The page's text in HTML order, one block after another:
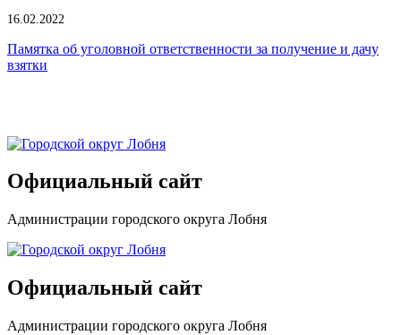
16.02.2022
Памятка об уголовной ответственности за получение и дачу
взятки
Официальный сайт
Администрации городского округа Лобня
Официальный сайт
Администрации городского округа Лобня